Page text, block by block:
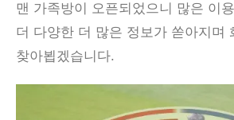
맨 가족방이 오픈되었으니 많은 이
더 다양한 더 많은 정보가 쏟아지며
찾아뵙겠습니다.